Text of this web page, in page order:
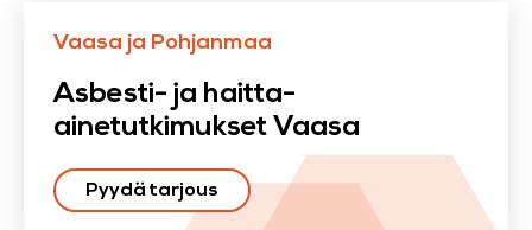
Vaasa ja Pohjanmaa
Asbesti- ja haitta-
ainetutkimukset Vaasa
Pyydä tarjous